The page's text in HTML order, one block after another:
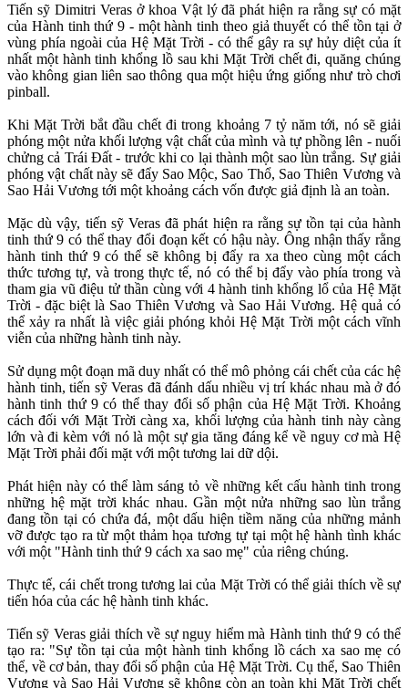
Tiến sỹ Dimitri Veras ở khoa Vật lý đã phát hiện ra rằng sự có mặt
của Hành tinh thứ 9 - một hành tinh theo giả thuyết có thể tồn tại ở
vùng phía ngoài của Hệ Mặt Trời - có thể gây ra sự hủy diệt của ít
nhất một hành tinh khổng lồ sau khi Mặt Trời chết đi, quăng chúng
vào không gian liên sao thông qua một hiệu ứng giống như trò chơi
pinball.
Khi Mặt Trời bắt đầu chết đi trong khoảng 7 tỷ năm tới, nó sẽ giải
phóng một nửa khối lượng vật chất của mình và tự phồng lên - nuối
chửng cả Trái Đất - trước khi co lại thành một sao lùn trắng. Sự giải
phóng vật chất này sẽ đẩy Sao Mộc, Sao Thổ, Sao Thiên Vương và
Sao Hải Vương tới một khoảng cách vốn được giả định là an toàn.
Mặc dù vậy, tiến sỹ Veras đã phát hiện ra rằng sự tồn tại của hành
tinh thứ 9 có thể thay đổi đoạn kết có hậu này. Ông nhận thấy rằng
hành tinh thứ 9 có thể sẽ không bị đẩy ra xa theo cùng một cách
thức tương tự, và trong thực tế, nó có thể bị đẩy vào phía trong và
tham gia vũ điệu tử thần cùng với 4 hành tinh khổng lổ của Hệ Mặt
Trời - đặc biệt là Sao Thiên Vương và Sao Hải Vương. Hệ quả có
thể xảy ra nhất là việc giải phóng khỏi Hệ Mặt Trời một cách vĩnh
viễn của những hành tinh này.
Sử dụng một đoạn mã duy nhất có thể mô phỏng cái chết của các hệ
hành tinh, tiến sỹ Veras đã đánh dấu nhiều vị trí khác nhau mà ở đó
hành tinh thứ 9 có thể thay đổi số phận của Hệ Mặt Trời. Khoảng
cách đối với Mặt Trời càng xa, khối lượng của hành tinh này càng
lớn và đi kèm với nó là một sự gia tăng đáng kể về nguy cơ mà Hệ
Mặt Trời phải đối mặt với một tương lai dữ dội.
Phát hiện này có thể làm sáng tỏ về những kết cấu hành tinh trong
những hệ mặt trời khác nhau. Gần một nửa những sao lùn trắng
đang tồn tại có chứa đá, một dấu hiện tiềm năng của những mảnh
vỡ được tạo ra từ một thảm họa tương tự tại một hệ hành tình khác
với một "Hành tinh thứ 9 cách xa sao mẹ" của riêng chúng.
Thực tế, cái chết trong tương lai của Mặt Trời có thể giải thích về sự
tiến hóa của các hệ hành tinh khác.
Tiến sỹ Veras giải thích về sự nguy hiểm mà Hành tinh thứ 9 có thể
tạo ra: "Sự tồn tại của một hành tinh khổng lồ cách xa sao mẹ có
thể, về cơ bản, thay đổi số phận của Hệ Mặt Trời. Cụ thể, Sao Thiên
Vương và Sao Hải Vương sẽ không còn an toàn khi Mặt Trời chết